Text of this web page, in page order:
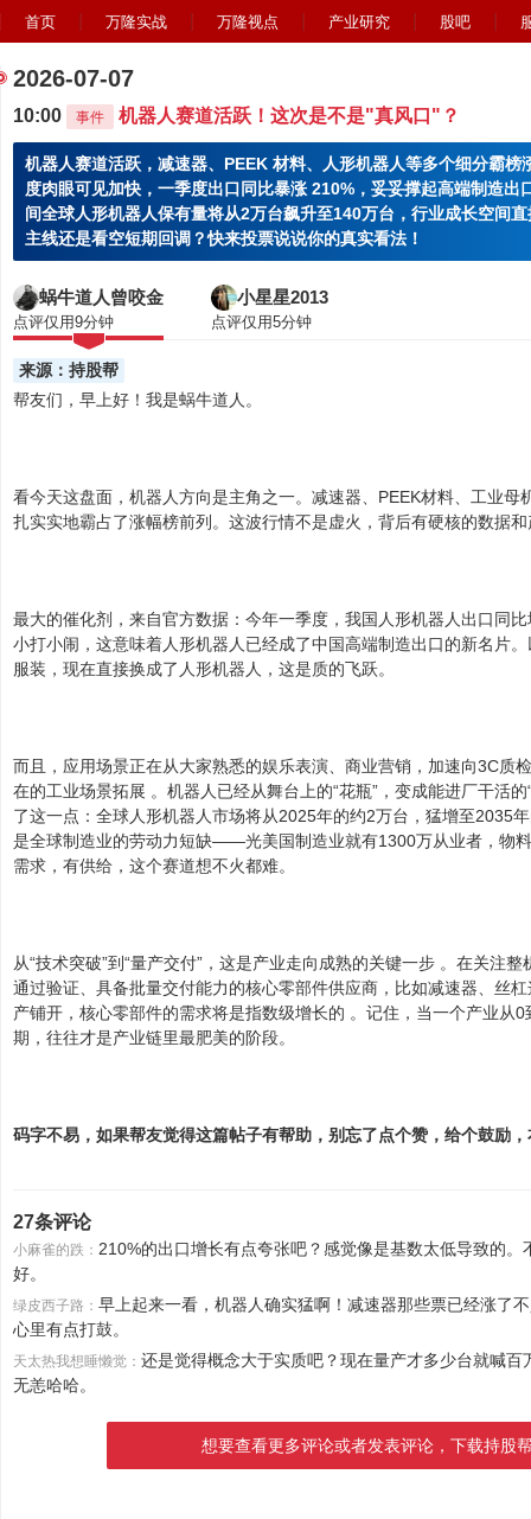
首页 万隆实战 万隆视点 产业研究 股吧
2026-07-07
10:00 事件 机器人赛道活跃！这次是不是"真风口"？
机器人赛道活跃，减速器、PEEK 材料、人形机器人等多个细分霸榜
度肉眼可见加快，一季度出口同比暴涨 210%，妥妥撑起高端制造出
间全球人形机器人保有量将从2万台飙升至140万台，行业成长空间
主线还是看空短期回调？快来投票说说你的真实看法！
蜗牛道人曾咬金
点评仅用9分钟
小星星2013
点评仅用5分钟
来源：持股帮
帮友们，早上好！我是蜗牛道人。
看今天这盘面，机器人方向是主角之一。减速器、PEEK材料、工业母
扎实实地霸占了涨幅榜前列。这波行情不是虚火，背后有硬核的数据
最大的催化剂，来自官方数据：今年一季度，我国人形机器人出口同
小打小闹，这意味着人形机器人已经成了中国高端制造出口的新名片
服装，现在直接换成了人形机器人，这是质的飞跃。
而且，应用场景正在从大家熟悉的娱乐表演、商业营销，加速向3C质
在的工业场景拓展 。机器人已经从舞台上的“花瓶”，变成能进厂干活
了这一点：全球人形机器人市场将从2025年的约2万台，猛增至2035
是全球制造业的劳动力短缺——光美国制造业就有1300万从业者，物
需求，有供给，这个赛道想不火都难。
从“技术突破”到“量产交付”，这是产业走向成熟的关键一步 。在关注
通过验证、具备批量交付能力的核心零部件供应商，比如减速器、丝
产铺开，核心零部件的需求将是指数级增长的 。记住，当一个产业从
期，往往才是产业链里最肥美的阶段。
码字不易，如果帮友觉得这篇帖子有帮助，别忘了点个赞，给个鼓励，
27条评论
小麻雀的跌： 210%的出口增长有点夸张吧？感觉像是基数太低导致的
好。
绿皮西子路： 早上起来一看，机器人确实猛啊！减速器那些票已经涨了
心里有点打鼓。
天太热我想睡懒觉： 还是觉得概念大于实质吧？现在量产才多少台就喊
无恙哈哈。
想要查看更多评论或者发表评论，下载持股